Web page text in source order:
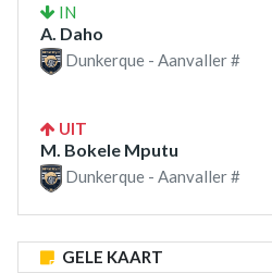
IN
A. Daho
Dunkerque - Aanvaller #
UIT
M. Bokele Mputu
Dunkerque - Aanvaller #
GELE KAART